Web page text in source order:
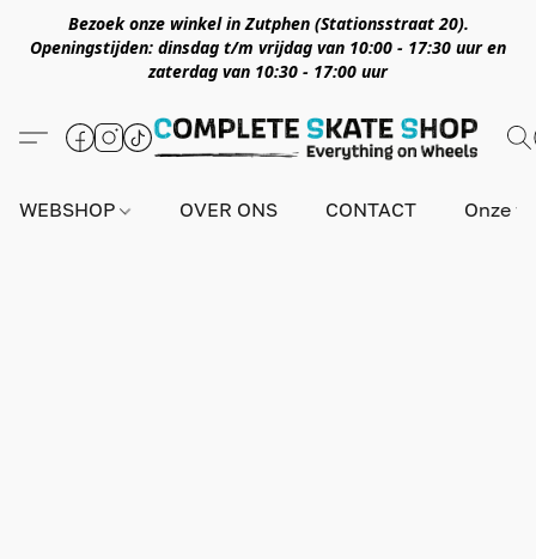
Bezoek onze winkel in Zutphen (Stationsstraat 20).
Openingstijden: dinsdag t/m vrijdag van 10:00 - 17:30 uur en
zaterdag van 10:30 - 17:00 uur
WEBSHOP OVER ONS CONTACT Onze